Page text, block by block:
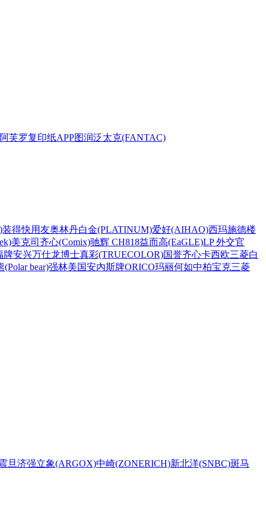
阿芙罗复印纸APP图润泛太克(FANTAC)
装得快用友奥林丹白金(PLATINUM)爱好(AIHAO)西玛施德楼
美克司 齐心(Comix)驰辉 CH818益而高(EaGLE)LP 外交官
牌安兴万仕龙博士真彩(TRUECOLOR)国誉齐心卡西欧三菱白
(Polar bear)强林美国安內斯牌ORICO玛丽何如中柏宝克三菱
旦济强立象(ARGOX)中崎(ZONERICH)新北洋(SNBC)斑马